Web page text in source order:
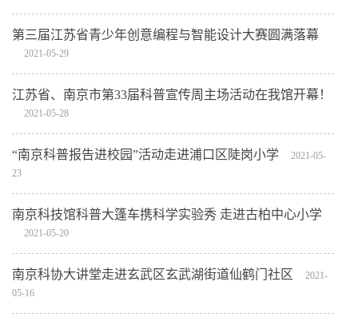
第三届江苏省青少年创意编程与智能设计大赛圆满落幕
2021-05-29
江苏省、南京市第33届科普宣传周主场活动在我馆开幕！
2021-05-28
“南京科普报告进校园”活动走进浦口区陡岗小学
2021-05-
23
南京科技馆科普大篷车携科学实验秀 走进古柏中心小学
2021-05-20
南京科协大讲堂走进玄武区玄武湖街道仙鹤门社区
2021-
05-16